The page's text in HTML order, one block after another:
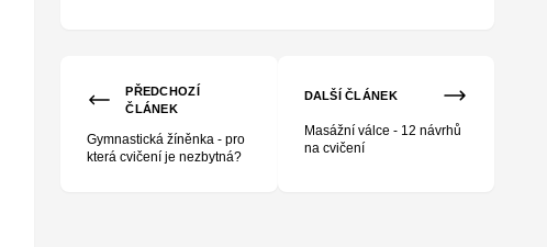
PŘEDCHOZÍ
ČLÁNEK
Gymnastická žíněnka - pro
která cvičení je nezbytná?
DALŠÍ ČLÁNEK
Masážní válce - 12 návrhů
na cvičení